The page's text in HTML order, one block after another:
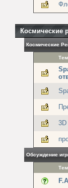
Космические
Космические
Обсуждение